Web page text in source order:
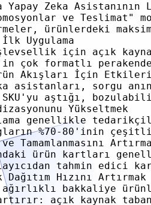
Yapay Zeka Asistanının
ve
ürünlerdeki
Uygulama
için açık
çok formatlı
Akışları İçin
asistanları, sorgu
aştığı,
Yükseltmek
genellikle
%70-80'inin
ürün kartları
tahmin edici
Hızını Artırmak
ağırlıklı bakkaliye
artırır: açık kaynak